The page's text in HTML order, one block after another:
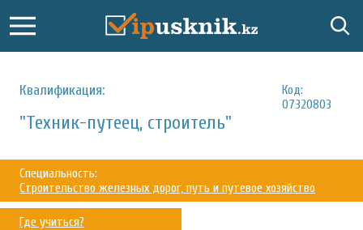
Квалификация:
Код:
07320803
"Техник-путеец, строитель"
Специальность:
Строительство железных дорог, путь и путевое хозяйство
Где учиться?